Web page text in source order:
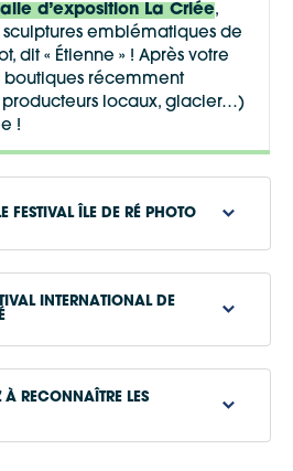
d’exposition La Criée,
sculptures emblématiques de
dit « Étienne » ! Après votre
boutiques récemment
producteurs locaux, glacier…)
!
FESTIVAL ÎLE DE RÉ PHOTO
www.ilederephoto.com
INTERNATIONAL DE
À RECONNAÎTRE LES